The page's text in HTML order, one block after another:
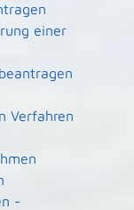
einer
Verfahren
-